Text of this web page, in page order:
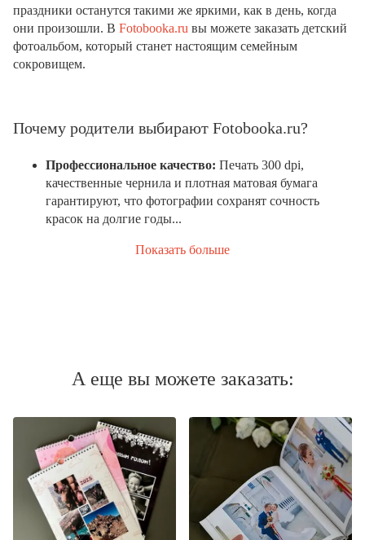
праздники останутся такими же яркими, как в день, когда
они произошли. В Fotobooka.ru вы можете заказать детский
фотоальбом, который станет настоящим семейным
сокровищем.
Почему родители выбирают Fotobooka.ru?
Профессиональное качество: Печать 300 dpi,
качественные чернила и плотная матовая бумага
гарантируют, что фотографии сохранят сочность
красок на долгие годы...
Показать больше
А еще вы можете заказать: